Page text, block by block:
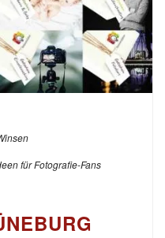
für Fotografie-Fans